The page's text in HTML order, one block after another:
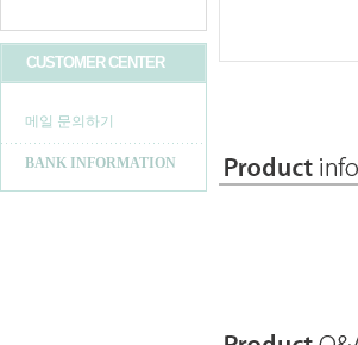
CUSTOMER CENTER
메일 문의하기
BANK INFORMATION